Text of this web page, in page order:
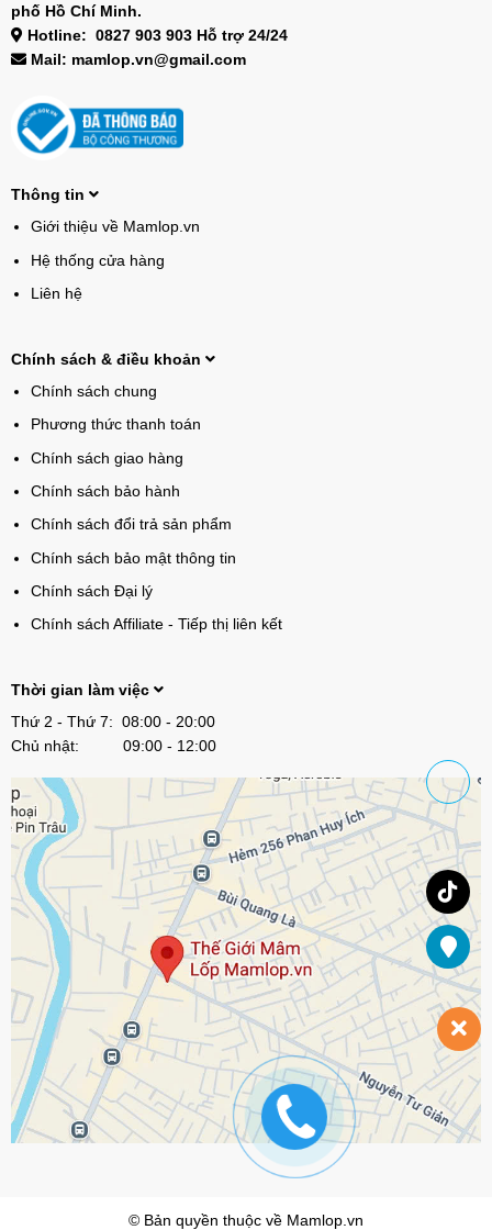
phố Hồ Chí Minh.
Hotline: 0827 903 903 Hỗ trợ 24/24
Mail: mamlop.vn@gmail.com
Thông tin
Giới thiệu về Mamlop.vn
Hệ thống cửa hàng
Liên hệ
Chính sách & điều khoản
Chính sách chung
Phương thức thanh toán
Chính sách giao hàng
Chính sách bảo hành
Chính sách đổi trả sản phẩm
Chính sách bảo mật thông tin
Chính sách Đại lý
Chính sách Affiliate - Tiếp thị liên kết
Thời gian làm việc
Thứ 2 - Thứ 7: 08:00 - 20:00
Chủ nhật: 09:00 - 12:00
© Bản quyền thuộc về Mamlop.vn